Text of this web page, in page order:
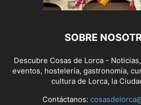
SOBRE
Descubre Cosas de Lorca -
eventos, hostelería, gastronomía,
cultura de Lorca, la
Contáctanos: